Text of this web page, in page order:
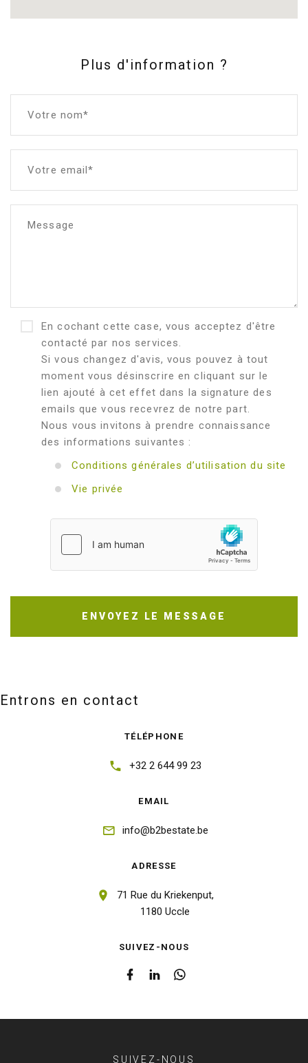
Plus d'information ?
Votre nom*
Votre email*
Message
En cochant cette case, vous acceptez d'être
contacté par nos services.
Si vous changez d'avis, vous pouvez à tout
moment vous désinscrire en cliquant sur le
lien ajouté à cet effet dans la signature des
emails que vous recevrez de notre part.
Nous vous invitons à prendre connaissance
des informations suivantes :
Conditions générales d’utilisation du site
Vie privée
ENVOYEZ LE MESSAGE
Entrons en contact
TÉLÉPHONE
+32 2 644 99 23
EMAIL
info@b2bestate.be
ADRESSE
71 Rue du Kriekenput,
1180 Uccle
SUIVEZ-NOUS
SUIVEZ-NOUS